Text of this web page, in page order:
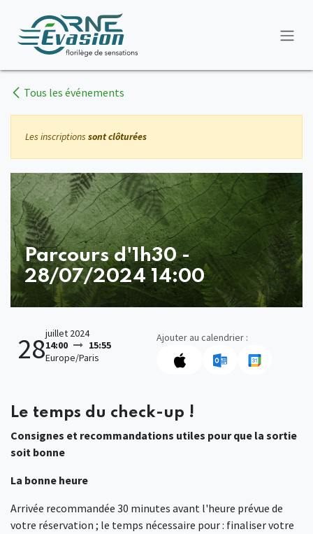
Tous les événements
Les inscriptions sont clôturées
Parcours d'1h30 -
28/07/2024 14:00
28juillet 2024
14:00
15:55
Europe/Paris
Ajouter au calendrier :
Le temps du check-up !
Consignes et recommandations utiles pour que la sortie
soit bonne
La bonne heure
Arrivée recommandée 30 minutes avant l'heure prévue de
votre réservation ; le temps nécessaire pour : finaliser votre